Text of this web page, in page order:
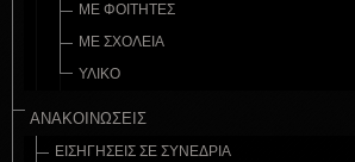
ΜΕ ΦΟΙΤΗΤΈΣ
ΜΕ ΣΧΟΛΕΊΑ
ΥΛΙΚΌ
ΑΝΑΚΟΙΝΩΣΕΙΣ
ΕΙΣΗΓΉΣΕΙΣ ΣΕ ΣΥΝΈΔΡΙΑ